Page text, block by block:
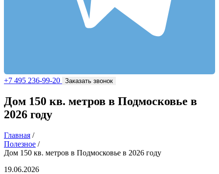
+7 495 236-99-20 Заказать звонок
Дом 150 кв. метров в Подмосковье в
2026 году
Главная /
Полезное /
Дом 150 кв. метров в Подмосковье в 2026 году
19.06.2026